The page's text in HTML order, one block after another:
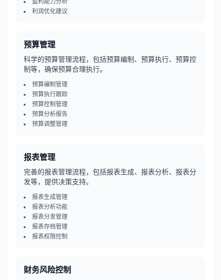
盈利能力分析
利润优化建议
预算管理
科学的预算管理流程，包括预算编制、预算执行、预算控
制等，确保预算合理执行。
预算编制管理
预算执行跟踪
预算控制管理
预算分析报告
预算调整管理
报表管理
完善的报表管理流程，包括报表生成、报表分析、报表分
发等，提供决策支持。
报表生成管理
报表分析功能
报表分发管理
报表存档管理
报表权限控制
财务风险控制